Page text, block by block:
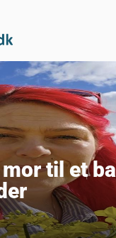
til et